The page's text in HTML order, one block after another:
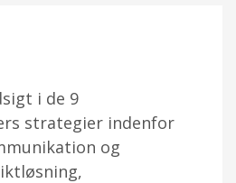
i de 9
strategier indenfor
og